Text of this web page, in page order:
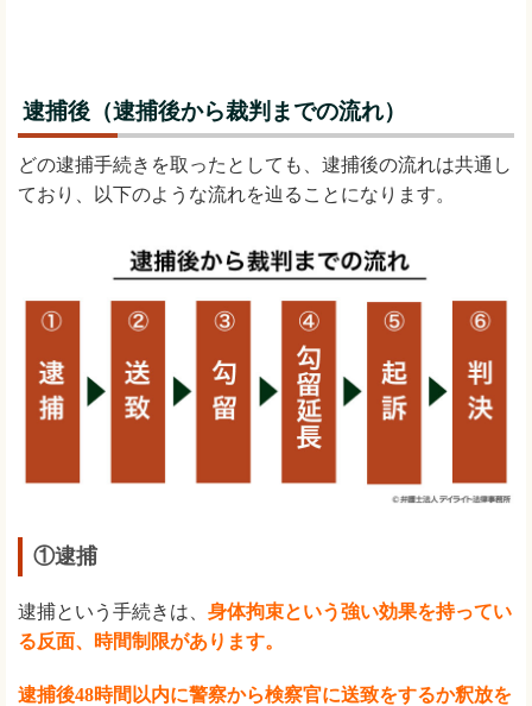
逮捕後（逮捕後から裁判までの流れ）
どの逮捕手続きを取ったとしても、逮捕後の流れは共通し
ており、以下のような流れを辿ることになります。
①逮捕
逮捕という手続きは、 身体拘束という強い効果を持ってい
る反面、時間制限があります。
逮捕後48時間以内に警察から検察官に送致をするか釈放を